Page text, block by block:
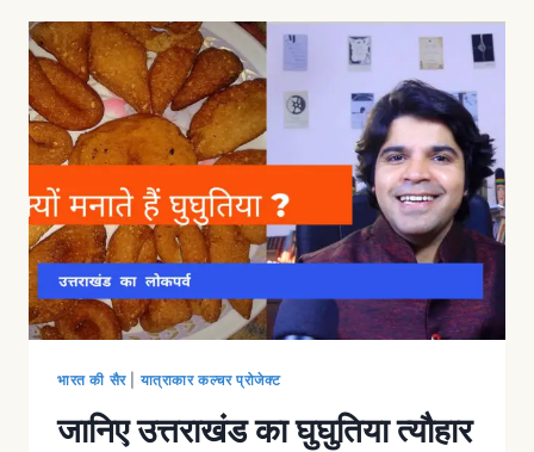
भारत की सैर| यात्राकार कल्चर प्रोजेक्ट
जानिए उत्तराखंड का घुघुतिया त्यौहार